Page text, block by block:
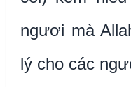
ngươi mà
lý cho các